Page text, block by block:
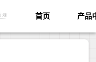
首页 产品